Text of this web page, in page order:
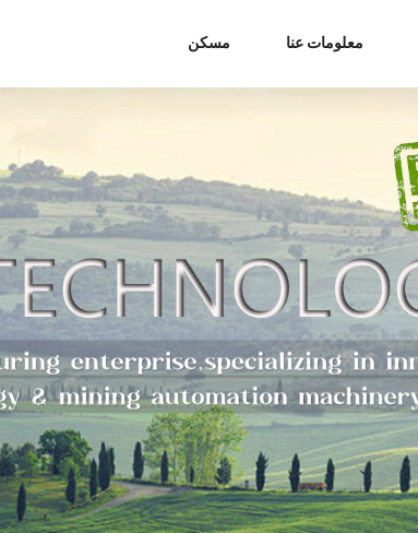
مسكن معلومات عنا